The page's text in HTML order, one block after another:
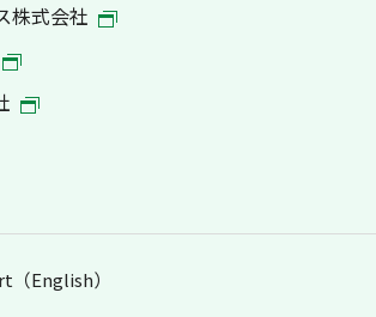
株式会社
English）